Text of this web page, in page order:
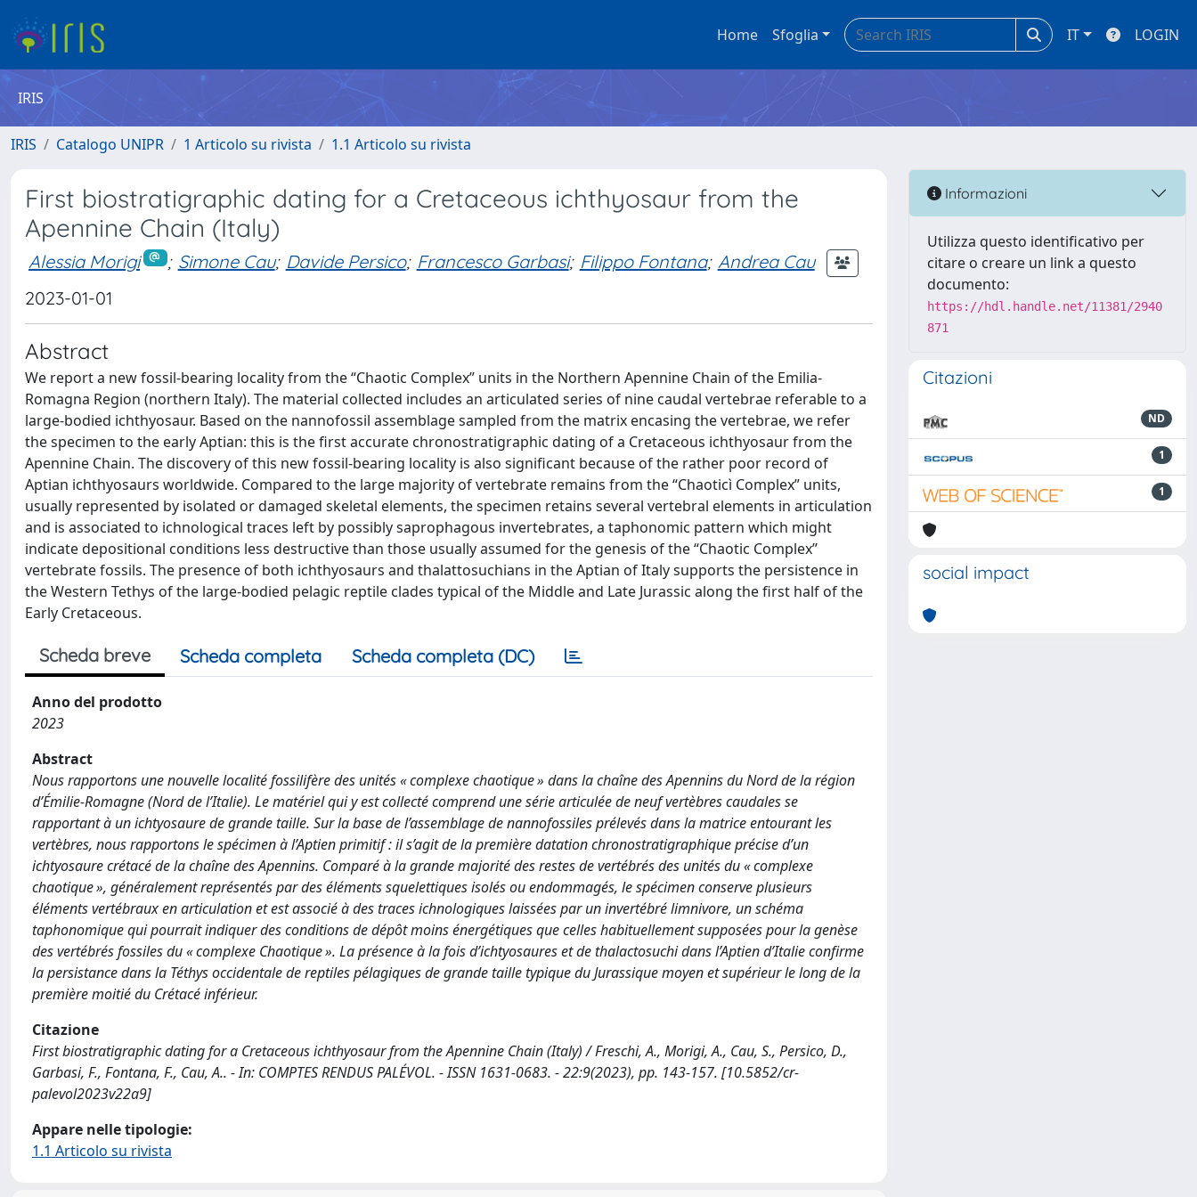
Home Sfoglia IT LOGIN
IRIS
IRIS Catalogo UNIPR 1 Articolo su rivista 1.1 Articolo su rivista
First biostratigraphic dating for a Cretaceous ichthyosaur from the
Apennine Chain (Italy)
Alessia Morigi ; Simone Cau; Davide Persico; Francesco Garbasi; Filippo Fontana; Andrea Cau
2023-01-01
Abstract
We report a new fossil-bearing locality from the “Chaotic Complex” units in the Northern Apennine Chain of the Emilia-
Romagna Region (northern Italy). The material collected includes an articulated series of nine caudal vertebrae referable to a
large-bodied ichthyosaur. Based on the nannofossil assemblage sampled from the matrix encasing the vertebrae, we refer
the specimen to the early Aptian: this is the first accurate chronostratigraphic dating of a Cretaceous ichthyosaur from the
Apennine Chain. The discovery of this new fossil-bearing locality is also significant because of the rather poor record of
Aptian ichthyosaurs worldwide. Compared to the large majority of vertebrate remains from the “Chaoticì Complex” units,
usually represented by isolated or damaged skeletal elements, the specimen retains several vertebral elements in articulation
and is associated to ichnological traces left by possibly saprophagous invertebrates, a taphonomic pattern which might
indicate depositional conditions less destructive than those usually assumed for the genesis of the “Chaotic Complex’’
vertebrate fossils. The presence of both ichthyosaurs and thalattosuchians in the Aptian of Italy supports the persistence in
the Western Tethys of the large-bodied pelagic reptile clades typical of the Middle and Late Jurassic along the first half of the
Early Cretaceous.
Scheda breve Scheda completa Scheda completa (DC)
Anno del prodotto
2023
Abstract
Nous rapportons une nouvelle localité fossilifère des unités « complexe chaotique » dans la chaîne des Apennins du Nord de la région
d’Émilie-Romagne (Nord de l’Italie). Le matériel qui y est collecté comprend une série articulée de neuf vertèbres caudales se
rapportant à un ichtyosaure de grande taille. Sur la base de l’assemblage de nannofossiles prélevés dans la matrice entourant les
vertèbres, nous rapportons le spécimen à l’Aptien primitif : il s’agit de la première datation chronostratigraphique précise d’un
ichtyosaure crétacé de la chaîne des Apennins. Comparé à la grande majorité des restes de vertébrés des unités du « complexe
chaotique », généralement représentés par des éléments squelettiques isolés ou endommagés, le spécimen conserve plusieurs
éléments vertébraux en articulation et est associé à des traces ichnologiques laissées par un invertébré limnivore, un schéma
taphonomique qui pourrait indiquer des conditions de dépôt moins énergétiques que celles habituellement supposées pour la genèse
des vertébrés fossiles du « complexe Chaotique ». La présence à la fois d’ichtyosaures et de thalactosuchi dans l’Aptien d’Italie confirme
la persistance dans la Téthys occidentale de reptiles pélagiques de grande taille typique du Jurassique moyen et supérieur le long de la
première moitié du Crétacé inférieur.
Citazione
First biostratigraphic dating for a Cretaceous ichthyosaur from the Apennine Chain (Italy) / Freschi, A., Morigi, A., Cau, S., Persico, D.,
Garbasi, F., Fontana, F., Cau, A.. - In: COMPTES RENDUS PALÉVOL. - ISSN 1631-0683. - 22:9(2023), pp. 143-157. [10.5852/cr-
palevol2023v22a9]
Appare nelle tipologie:
1.1 Articolo su rivista
Informazioni
Utilizza questo identificativo per
citare o creare un link a questo
documento:
https://hdl.handle.net/11381/2940
871
Citazioni
ND
1
1
social impact